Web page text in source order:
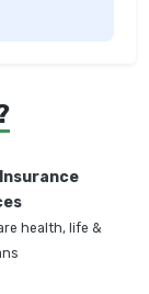
health, life &